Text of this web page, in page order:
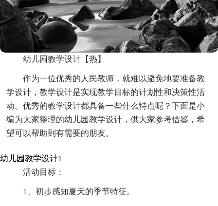
幼儿园教学设计【热】
作为一位优秀的人民教师，就难以避免地要准备教
学设计，教学设计是实现教学目标的计划性和决策性活
动。优秀的教学设计都具备一些什么特点呢？下面是小
编为大家整理的幼儿园教学设计，供大家参考借鉴，希
望可以帮助到有需要的朋友。
幼儿园教学设计1
活动目标：
1、初步感知夏天的季节特征。